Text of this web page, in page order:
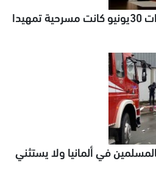
د. طلعت فهمي: مظاهرات 30يونيو كانت مسرحية تمهيدا
في ألمانيا ولا يستثني